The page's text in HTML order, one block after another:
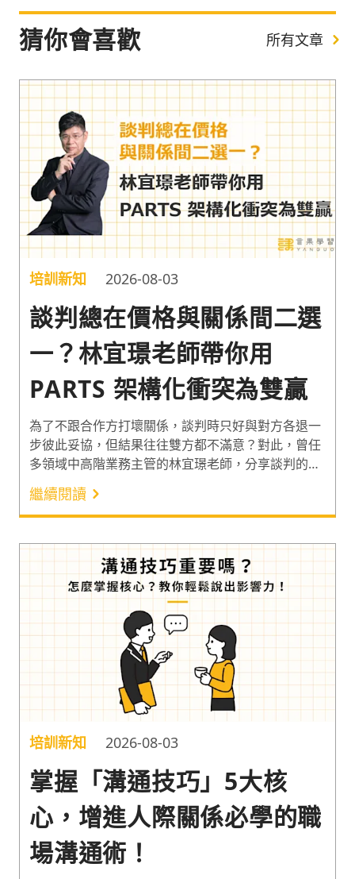
猜你會喜歡 所有文章
培訓新知 2026-08-03
談判總在價格與關係間二選
一？林宜璟老師帶你用
PARTS 架構化衝突為雙贏
為了不跟合作方打壞關係，談判時只好與對方各退一
步彼此妥協，但結果往往雙方都不滿意？對此，曾任
多領域中高階業務主管的林宜璟老師，分享談判的核
心思維與 PARTS 架構。幫企業拆解談判的底層邏
輯，透過 5 大談判變數打破協商僵局，創造對話雙方
都滿意的雙贏結局。
繼續閱讀
培訓新知 2026-08-03
掌握「溝通技巧」5大核
心，增進人際關係必學的職
場溝通術！